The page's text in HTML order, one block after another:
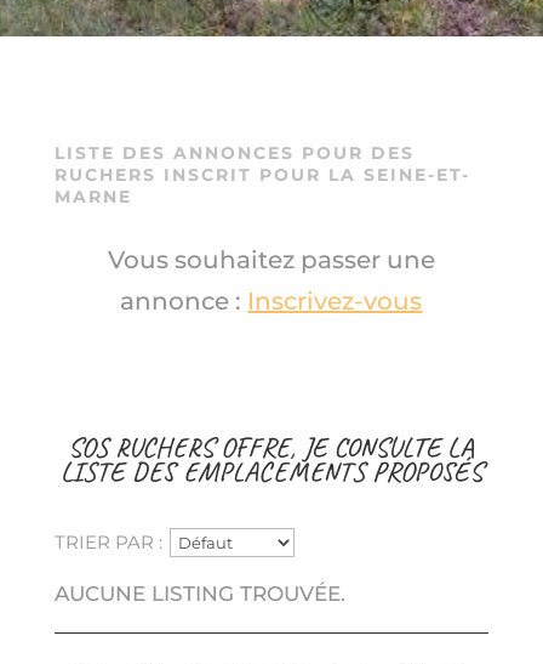
LISTE DES ANNONCES POUR DES
RUCHERS INSCRIT POUR LA SEINE-ET-
MARNE
Vous souhaitez passer une
annonce : Inscrivez-vous
SOS RUCHERS OFFRE, JE CONSULTE LA
LISTE DES EMPLACEMENTS PROPOSÉS
TRIER PAR :
AUCUNE LISTING TROUVÉE.